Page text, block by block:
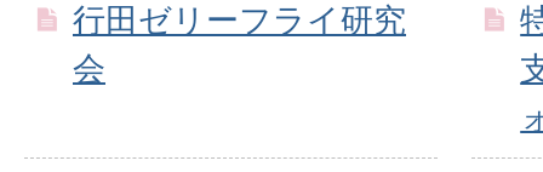
行田ゼリーフライ研究
会